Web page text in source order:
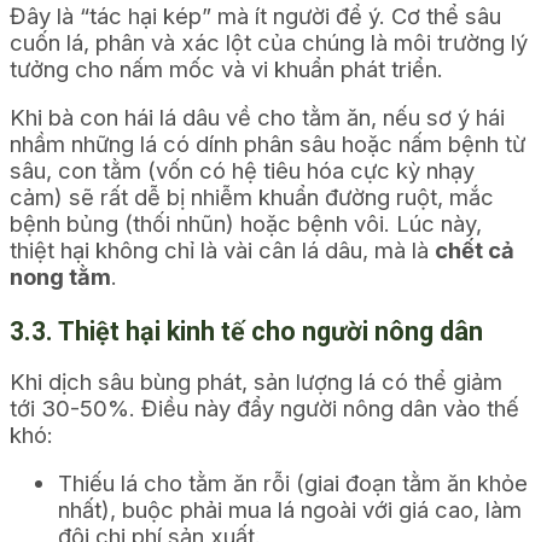
Đây là “tác hại kép” mà ít người để ý. Cơ thể sâu
cuốn lá, phân và xác lột của chúng là môi trường lý
tưởng cho nấm mốc và vi khuẩn phát triển.
Khi bà con hái lá dâu về cho tằm ăn, nếu sơ ý hái
nhầm những lá có dính phân sâu hoặc nấm bệnh từ
sâu, con tằm (vốn có hệ tiêu hóa cực kỳ nhạy
cảm) sẽ rất dễ bị nhiễm khuẩn đường ruột, mắc
bệnh bủng (thối nhũn) hoặc bệnh vôi. Lúc này,
thiệt hại không chỉ là vài cân lá dâu, mà là chết cả
nong tằm.
3.3. Thiệt hại kinh tế cho người nông dân
Khi dịch sâu bùng phát, sản lượng lá có thể giảm
tới 30-50%. Điều này đẩy người nông dân vào thế
khó:
Thiếu lá cho tằm ăn rỗi (giai đoạn tằm ăn khỏe
nhất), buộc phải mua lá ngoài với giá cao, làm
đội chi phí sản xuất.